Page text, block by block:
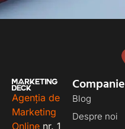
Agenția de
Marketing
Online nr. 1
Companie
Blog
Despre noi